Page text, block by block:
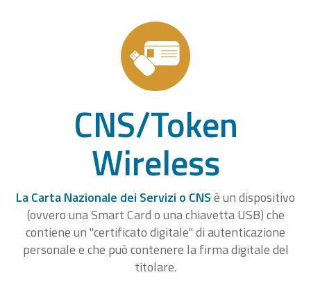
CNS/Token
Wireless
La Carta Nazionale dei Servizi o CNSè un dispositivo
(ovvero una Smart Card o una chiavetta USB) che
contiene un "certificato digitale" di autenticazione
personale e che può contenere la firma digitale del
titolare.